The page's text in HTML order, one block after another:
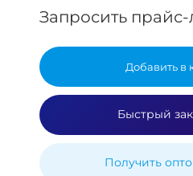
Запросить прайс-
Добавить в
Быстрый
Получить